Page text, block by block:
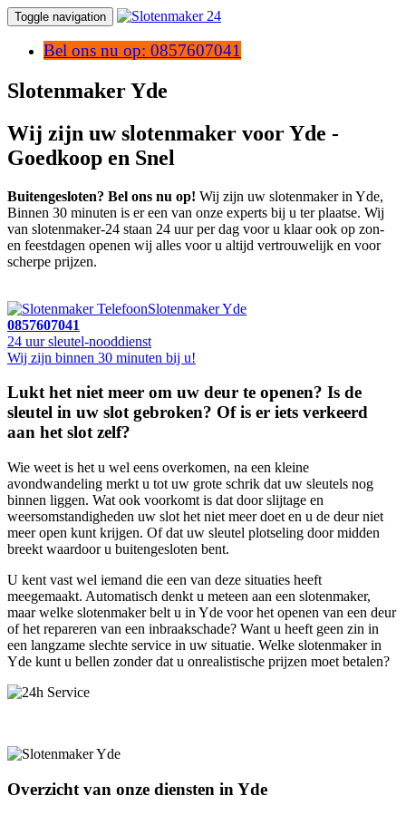
Toggle navigation
Bel ons nu op: 0857607041
Slotenmaker Yde
Wij zijn uw slotenmaker voor Yde -
Goedkoop en Snel
Buitengesloten? Bel ons nu op! Wij zijn uw slotenmaker in Yde,
Binnen 30 minuten is er een van onze experts bij u ter plaatse. Wij
van slotenmaker-24 staan 24 uur per dag voor u klaar ook op zon-
en feestdagen openen wij alles voor u altijd vertrouwelijk en voor
scherpe prijzen.
Slotenmaker Yde
0857607041
24 uur sleutel-nooddienst
Wij zijn binnen 30 minuten bij u!
Lukt het niet meer om uw deur te openen? Is de
sleutel in uw slot gebroken? Of is er iets verkeerd
aan het slot zelf?
Wie weet is het u wel eens overkomen, na een kleine
avondwandeling merkt u tot uw grote schrik dat uw sleutels nog
binnen liggen. Wat ook voorkomt is dat door slijtage en
weersomstandigheden uw slot het niet meer doet en u de deur niet
meer open kunt krijgen. Of dat uw sleutel plotseling door midden
breekt waardoor u buitengesloten bent.
U kent vast wel iemand die een van deze situaties heeft
meegemaakt. Automatisch denkt u meteen aan een slotenmaker,
maar welke slotenmaker belt u in Yde voor het openen van een deur
of het repareren van een inbraakschade? Want u heeft geen zin in
een langzame slechte service in uw situatie. Welke slotenmaker in
Yde kunt u bellen zonder dat u onrealistische prijzen moet betalen?
Overzicht van onze diensten in Yde